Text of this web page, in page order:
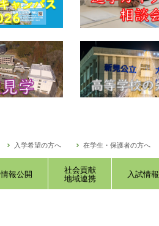
入学希望の方へ 在学生・保護者の方へ
情報公開
社会貢献
地域連携
入試情報